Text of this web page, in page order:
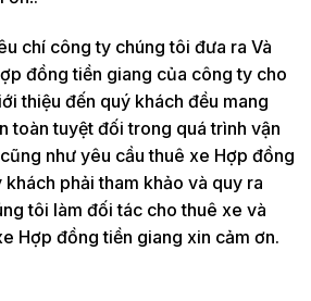
chí công ty chúng tôi đưa ra Và
đồng tiền giang của công ty cho
thiệu đến quý khách đều mang
toàn tuyệt đối trong quá trình vận
như yêu cầu thuê xe Hợp đồng
phải tham khảo và quy ra
tôi làm đối tác cho thuê xe và
Hợp đồng tiền giang xin cảm ơn.